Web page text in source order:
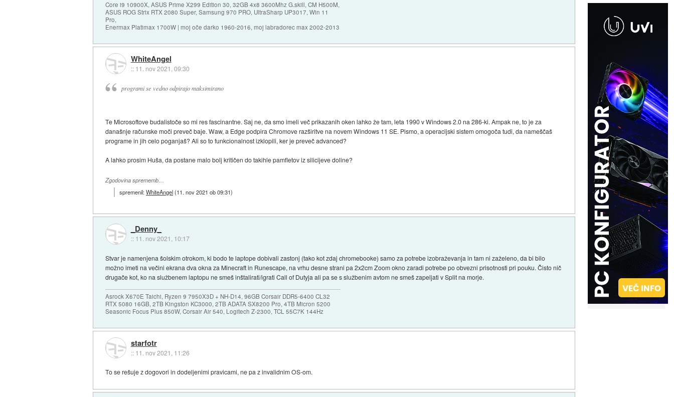
Core i9 10900X, ASUS Prime X299 Edition 30, 32GB 4x8 3600Mhz G.skill, CM H500M,
ASUS ROG Strix RTX 2080 Super, Samsung 970 PRO, UltraSharp UP3017, Win 11
Pro,
Enermax Platimax 1700W | moj oče darko 1960-2016, moj labradorec max 2002-2013
WhiteAngel
:: 11. nov 2021, 09:30
programi se vedno odpirajo maksimirano
Te Microsoftove budalistoče so mi res fascinantne. Saj ne, da smo imeli več prikazanih oken lahko že tam, leta 1990 v Windows 2.0 na 286-ki. Ampak ne, to je za
današnje računske moči preveč baje. Waw, a Edge podpira Chromove razširitve na novem Windows 11 SE. Pismo, a operacijski sistem omogoča tudi, da nameščaš
programe in jih celo poganjaš? Ali so to funkcionalnost izklopili, ker je preveč advanced?
A lahko prosim Huša, da postane malo bolj kritičen do takihle pamfletov iz silicijeve doline?
Zgodovina sprememb…
spremenil:WhiteAngel(11. nov 2021 ob 09:31)
_Denny_
:: 11. nov 2021, 10:17
Stvar je namenjena šolskim otrokom, ki bodo te laptope dobivali zastonj (tako kot zdaj chromebooke) samo za potrebe izobraževanja in tam ni zaželeno, da bi bilo
možno imeti na večini ekrana dva okna za Minecraft in Runescape, na vrhu desne strani pa 2x2cm Zoom okno zaradi potrebe po obvezni prisotnosti pri pouku. Čisto nič
drugače kot, ko na službenem laptopu ne smeš inštalirati/igrati Call of Dutyja ali pa se s službenim avtom ne smeš zapeljati v Split na morje.
Asrock X670E Taichi, Ryzen 9 7950X3D + NH-D14, 96GB Corsair DDR5-6400 CL32
RTX 5080 16GB, 2TB Kingston KC3000, 2TB ADATA SX8200 Pro, 4TB Micron 5200
Seasonic Focus Plus 850W, Corsair Air 540, Logitech Z-2300, TCL 55C7K 144Hz
starfotr
:: 11. nov 2021, 11:26
To se rešuje z dogovori in dodeljenimi pravicami, ne pa z invalidnim OS-om.